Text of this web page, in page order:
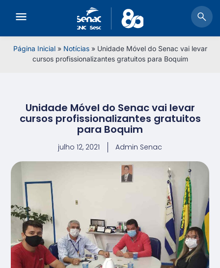
Página Inicial» Notícias» Unidade Móvel do Senac vai levar
cursos profissionalizantes gratuitos para Boquim
Unidade Móvel do Senac vai levar
cursos profissionalizantes gratuitos
para Boquim
julho 12, 2021 Admin Senac